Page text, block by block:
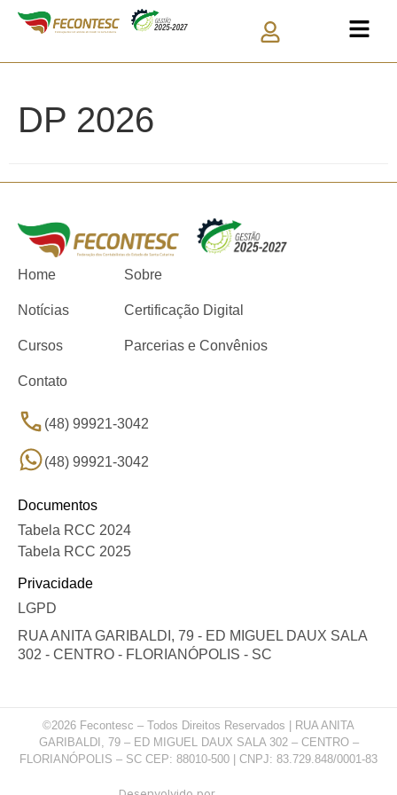
DP 2026
Home Sobre
Notícias Certificação Digital
Cursos Parcerias e Convênios
Contato
(48) 99921-3042
(48) 99921-3042
Documentos
Tabela RCC 2024
Tabela RCC 2025
Privacidade
LGPD
RUA ANITA GARIBALDI, 79 - ED MIGUEL DAUX SALA
302 - CENTRO - FLORIANÓPOLIS - SC
©2026 Fecontesc – Todos Direitos Reservados | RUA ANITA
GARIBALDI, 79 – ED MIGUEL DAUX SALA 302 – CENTRO –
FLORIANÓPOLIS – SC CEP: 88010-500 | CNPJ: 83.729.848/0001-83